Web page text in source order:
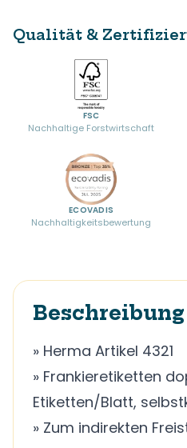
Qualität &
FSC
Nachhaltige Forstwirtschaft
ECOVADIS
Nachhaltigkeitsbewertung
Beschreibung
» Herma Artikel 4321
» Frankieretiketten
Etiketten/Blatt,
» Zum indirekten